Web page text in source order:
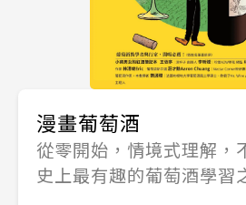
漫畫葡萄酒
從零開始，情境式理解，
史上最有趣的葡萄酒學習